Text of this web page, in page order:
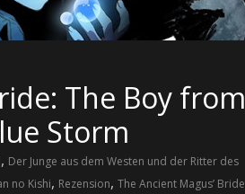
The Boy from
Storm
, Der Junge aus dem Westen und der Ritter des
no Kishi, Rezension, The Ancient Magus’ Bride